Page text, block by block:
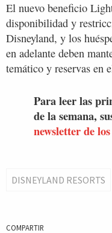
El nuevo beneficio
disponibilidad y
Disneyland, y los
en adelante deben
temático y reservas en
Para leer las
de la semana,
newsletter de
DISNEYLAND RESORTS
COMPARTIR